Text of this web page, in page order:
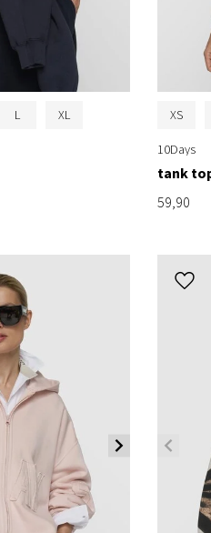
L XL XS
10Days
tank
59,90